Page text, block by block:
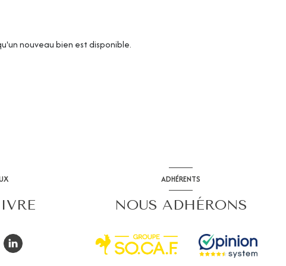
nouveau bien est disponible.
ADHÉRENTS
NOUS ADHÉRONS